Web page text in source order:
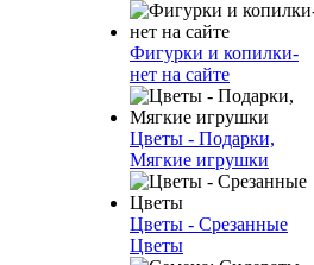
Фигурки и копилки-
нет на сайте
Цветы - Подарки,
Мягкие игрушки
Цветы - Срезанные
Цветы